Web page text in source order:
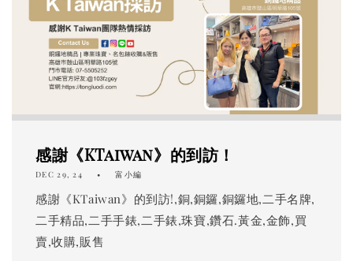
感謝《KTaiwan》的到訪！
DEC 29, 24 富小編
感謝《KTaiwan》的到訪!,銅,銅鑼,銅鑼地,二手名牌,
二手精品,二手手錶,二手錶,珠寶,鑽石.黃金,金飾,買
賣,收購,販售